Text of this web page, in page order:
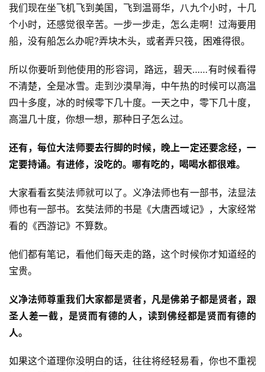
资
讯
八
点
僧
我们现在坐飞机飞到美国，飞到温哥华，八九个小时，十几
个小时，还感觉很辛苦。一步一步走，怎么走啊！过海要用
船，没有船怎么办呢?弄块木头，或者弄只筏，困难得很。
所以你要听到他使用的形容词，路远，碧天……有时候看得
不清楚，全是冰雪。走到沙漠旱海，中午热的时候可以高温
四十多度，冰的时候零下几十度。一天之中，零下几十度，
高温几十度，你想一想，那种日子怎么过。
还有，每位大法师要去行脚的时候，晚上一定还要念经，一
定要持诵。有进修，没吃的。哪有吃的，喝喝水都很难。
大家看看玄奘法师就可以了。义净法师也有一部书，法显法
师也有一部书。玄奘法师的书是《大唐西域记》，大家经常
看的《西游记》不算数。
他们都有笔记，看他们每天走的路，这个时候你才知道经的
宝贵。
义净法师尊重我们大家都是贤者，凡是佛弟子都是贤者，跟
圣人差一截，是贤而有德的人，读到佛经都是贤而有德的
人。
如果这个道理你没明白的话，往往将经轻易看，你也不重视